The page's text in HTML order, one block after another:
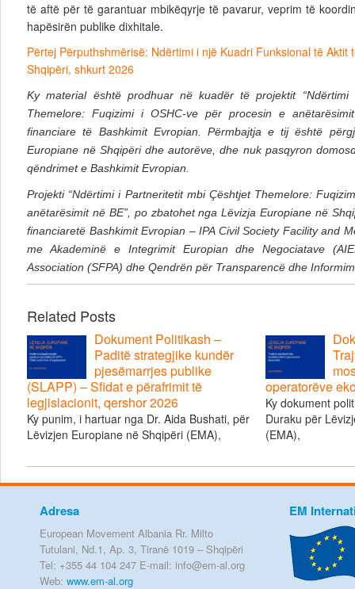
të aftë për të garantuar mbikëqyrje të pavarur, veprim të
hapësirën publike dixhitale.
Përtej Përputhshmërisë: Ndërtimi i një Kuadri Funksional të Aktit
Shqipëri, shkurt 2026
Ky material është prodhuar në kuadër të projektit “Ndërtimi
Themelore: Fuqizimi i OSHC-ve për procesin e
financiare të Bashkimit Evropian. Përmbajtja e tij është
Europiane në Shqipëri dhe autorëve, dhe nuk pasqyron
qëndrimet e Bashkimit Evropian.
Projekti “Ndërtimi i Partneritetit mbi Çështjet Themelore:
anëtarësimit në BE”, po zbatohet nga Lëvizja Europiane në
financiaretë Bashkimit Evropian – IPA Civil Society Facility and
me Akademinë e Integrimit Europian dhe Negociatave
Association (SFPA) dhe Qendrën për Transparencë dhe
Related Posts
Dokument Politikash –
Paditë strategjike kundër
pjesëmarrjes publike
(SLAPP) – Sfidat e përafrimit të
legjislacionit, qershor 2026
Ky punim, i hartuar nga Dr. Aida Bushati, për
Lëvizjen Europiane në Shqipëri (EMA),
operatorëve
Ky dokument
Duraku për
(EMA),
Adresa
European Movement Albania Rr. Milto
Tutulani, Nd.1, Ap. 3, Tiranë 1019 – Shqipëri
Tel: +355 44 104 247 E-mail: info@em-al.org
Web: www.em-al.org
EM